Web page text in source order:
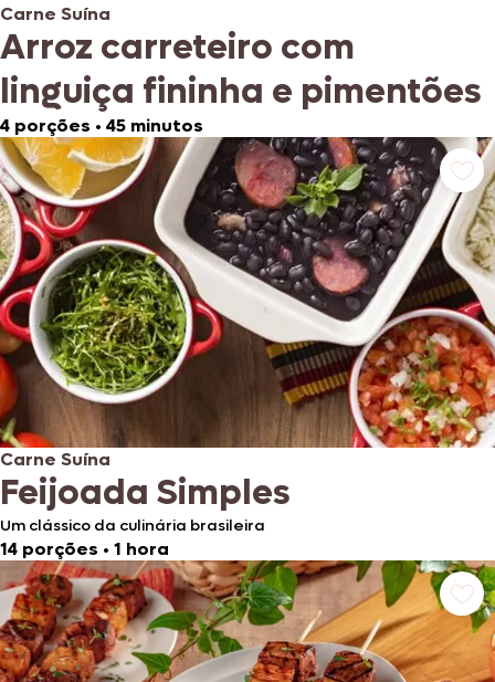
Carne Suína
Arroz carreteiro com
linguiça fininha e pimentões
4 porções • 45 minutos
Carne Suína
Feijoada Simples
Um clássico da culinária brasileira
14 porções • 1 hora